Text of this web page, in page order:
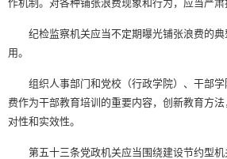
作机制。对各种铺张浪费现象和行为，应当严肃
纪检监察机关应当不定期曝光铺张浪费的典
用。
组织人事部门和党校（行政学院）、干部学
费作为干部教育培训的重要内容，创新教育方
对性和实效性。
第五十三条党政机关应当围绕建设节约型机